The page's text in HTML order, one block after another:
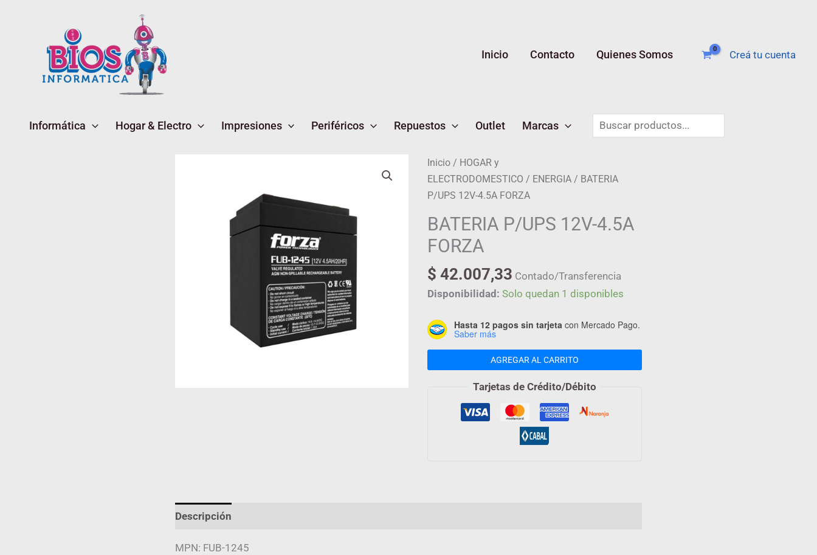
Inicio Contacto Quienes Somos Creá tu cuenta
Informática Hogar & Electro Impresiones Periféricos Repuestos Outlet Marcas
Buscar
Inicio/ HOGAR y
ELECTRODOMESTICO / ENERGIA/ BATERIA
P/UPS 12V-4.5A FORZA
BATERIA P/UPS 12V-4.5A
FORZA
$ 42.007,33 Contado/Transferencia
Disponibilidad: Solo quedan 1 disponibles
Hasta 12 pagos sin tarjetacon Mercado Pago.
Saber más
BATERIA
P/UPS
12V-
FORZA
cantidad
AGREGAR AL CARRITO
Tarjetas de Crédito/Débito
Descripción
MPN: FUB-1245